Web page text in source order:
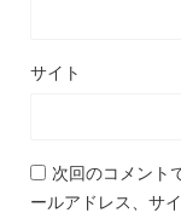
サイト
次回のコメント
ールアドレス、サ